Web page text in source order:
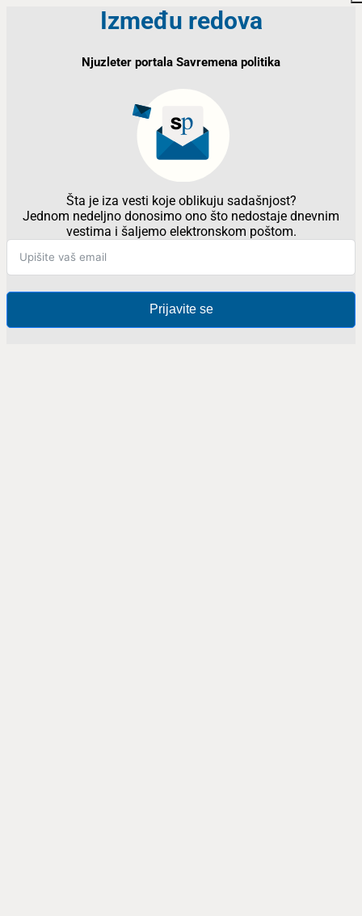
Između redova
Njuzleter portala Savremena politika
Šta je iza vesti koje oblikuju sadašnjost?
Jednom nedeljno donosimo ono što nedostaje dnevnim
vestima i šaljemo elektronskom poštom.
Prijavite se